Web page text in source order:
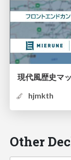
hjmkth
Other